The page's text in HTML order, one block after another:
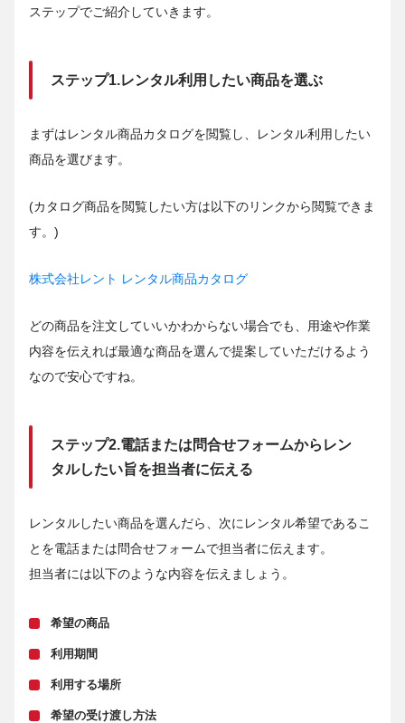
ステップでご紹介していきます。
ステップ1.レンタル利用したい商品を選ぶ
まずはレンタル商品カタログを閲覧し、レンタル利用したい
商品を選びます。
(カタログ商品を閲覧したい方は以下のリンクから閲覧できま
す。)
株式会社レント レンタル商品カタログ
どの商品を注文していいかわからない場合でも、用途や作業
内容を伝えれば最適な商品を選んで提案していただけるよう
なので安心ですね。
ステップ2.電話または問合せフォームからレン
タルしたい旨を担当者に伝える
レンタルしたい商品を選んだら、次にレンタル希望であるこ
とを電話または問合せフォームで担当者に伝えます。
担当者には以下のような内容を伝えましょう。
希望の商品
利用期間
利用する場所
希望の受け渡し方法